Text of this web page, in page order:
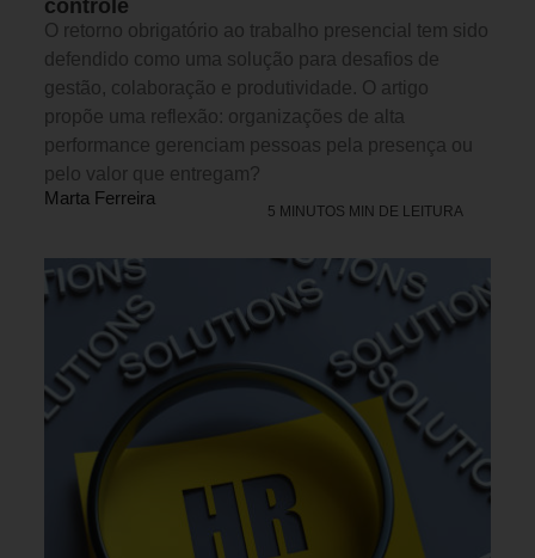
controle
O retorno obrigatório ao trabalho presencial tem sido
defendido como uma solução para desafios de
gestão, colaboração e produtividade. O artigo
propõe uma reflexão: organizações de alta
performance gerenciam pessoas pela presença ou
pelo valor que entregam?
Marta Ferreira
5 MINUTOS MIN DE LEITURA